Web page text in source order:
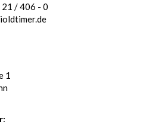
21 / 406 - 0
1